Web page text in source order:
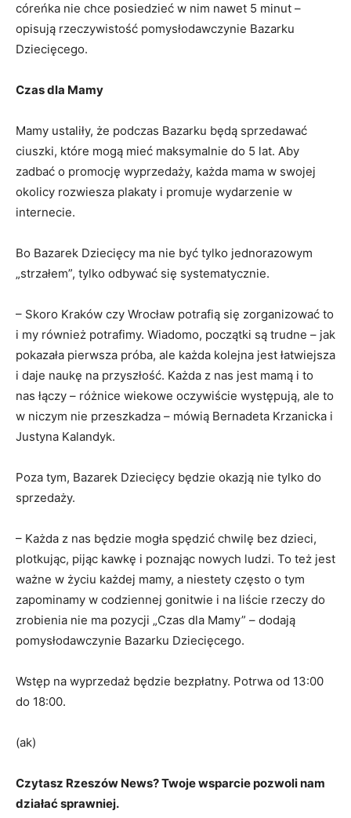
córeńka nie chce posiedzieć w nim nawet 5 minut –
opisują rzeczywistość pomysłodawczynie Bazarku
Dziecięcego.
Czas dla Mamy
Mamy ustaliły, że podczas Bazarku będą sprzedawać
ciuszki, które mogą mieć maksymalnie do 5 lat. Aby
zadbać o promocję wyprzedaży, każda mama w swojej
okolicy rozwiesza plakaty i promuje wydarzenie w
internecie.
Bo Bazarek Dziecięcy ma nie być tylko jednorazowym
„strzałem”, tylko odbywać się systematycznie.
– Skoro Kraków czy Wrocław potrafią się zorganizować to
i my również potrafimy. Wiadomo, początki są trudne – jak
pokazała pierwsza próba, ale każda kolejna jest łatwiejsza
i daje naukę na przyszłość. Każda z nas jest mamą i to
nas łączy – różnice wiekowe oczywiście występują, ale to
w niczym nie przeszkadza – mówią Bernadeta Krzanicka i
Justyna Kalandyk.
Poza tym, Bazarek Dziecięcy będzie okazją nie tylko do
sprzedaży.
– Każda z nas będzie mogła spędzić chwilę bez dzieci,
plotkując, pijąc kawkę i poznając nowych ludzi. To też jest
ważne w życiu każdej mamy, a niestety często o tym
zapominamy w codziennej gonitwie i na liście rzeczy do
zrobienia nie ma pozycji „Czas dla Mamy” – dodają
pomysłodawczynie Bazarku Dziecięcego.
Wstęp na wyprzedaż będzie bezpłatny. Potrwa od 13:00
do 18:00.
(ak)
Czytasz Rzeszów News? Twoje wsparcie pozwoli nam
działać sprawniej.